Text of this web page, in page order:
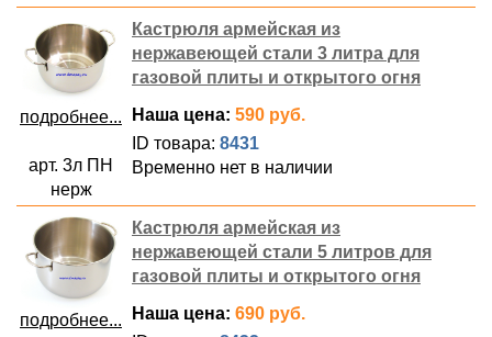
подробнее...
арт. 3л ПН
нерж
Кастрюля армейская из
нержавеющей стали 3 литра для
газовой плиты и открытого огня
Наша цена: 590 руб.
ID товара: 8431
Временно нет в наличии
подробнее...
Кастрюля армейская из
нержавеющей стали 5 литров для
газовой плиты и открытого огня
Наша цена: 690 руб.